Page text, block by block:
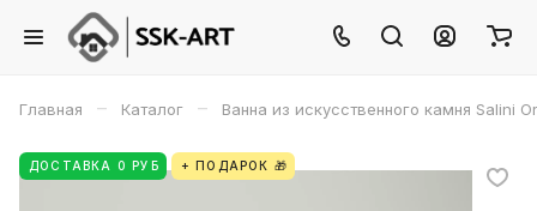
Главная – Каталог – Ванна из искусственного камня Salini
ДОСТАВКА 0 РУБ + ПОДАРОК 🎁